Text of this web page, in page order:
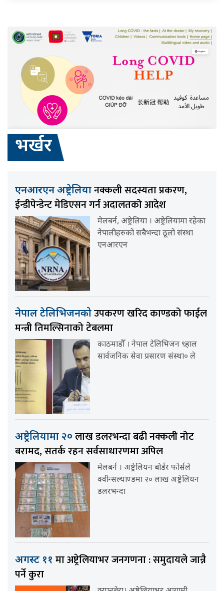
भर्खर
एनआरएन अष्ट्रेलियानक्कली सदस्यता प्रकरण,
ईन्डीपेन्डेन्ट मेडिएसन गर्न अदालतको आदेश
मेलबर्न, अष्ट्रेलिया । अष्ट्रेलियामा रहेका
नेपालीहरुको सबैभन्दा ठूलो संस्था
एनआरएन
नेपाल टेलिभिजनकोउपकरण खरिद काण्डको फाईल
मन्त्री तिमल्सिनाको टेबलमा
काठमाडौँ । नेपाल टेलिभिजन ९हाल
सार्वजनिक सेवा प्रसारण संस्था० ले
अष्ट्रेलियामा २० लाख डलरभन्दा बढी नक्कली नोट
बरामद, सतर्क रहन सर्वसाधारणमा अपिल
मेलबर्न । अष्ट्रेलियन बोर्डर फोर्सले
क्वीन्सल्याण्डमा २० लाख अष्ट्रेलियन
डलरभन्दा
अगस्ट ११ मा अष्ट्रेलियाभर जनगणना : समुदायले जान्नै
पर्ने कुरा